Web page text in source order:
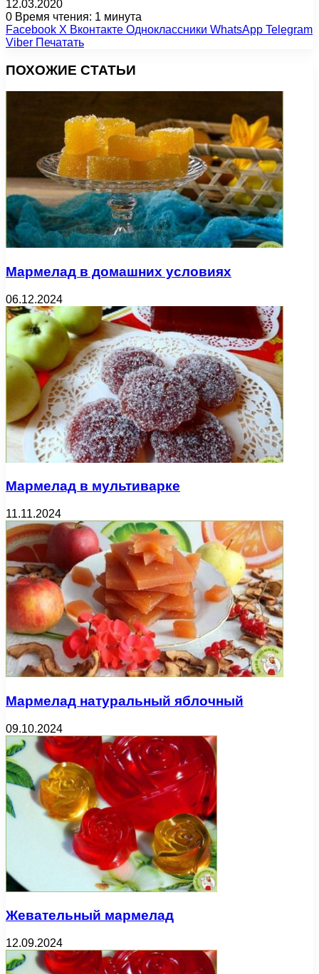
12.03.2020
0 Время чтения: 1 минута
Facebook X Вконтакте Одноклассники WhatsApp Telegram
Viber Печатать
ПОХОЖИЕ СТАТЬИ
Мармелад в домашних условиях
06.12.2024
Мармелад в мультиварке
11.11.2024
Мармелад натуральный яблочный
09.10.2024
Жевательный мармелад
12.09.2024